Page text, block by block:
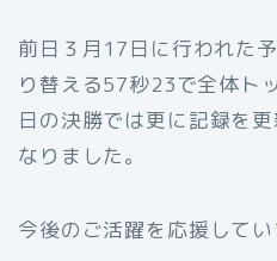
前日３月17日に行われた
り替える57秒23で全体ト
日の決勝では更に記録を
なりました。
今後のご活躍を応援してい